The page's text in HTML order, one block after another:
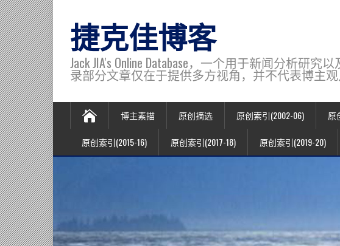
捷克佳博客
Jack JIA's Online Database，一个用于新闻分析研
录部分文章仅在于提供多方视角，并不代表博主观
博主素描 原创摘选 原创索引(2002-06) 原
原创索引(2015-16) 原创索引(2017-18) 原创索引(2019-20)